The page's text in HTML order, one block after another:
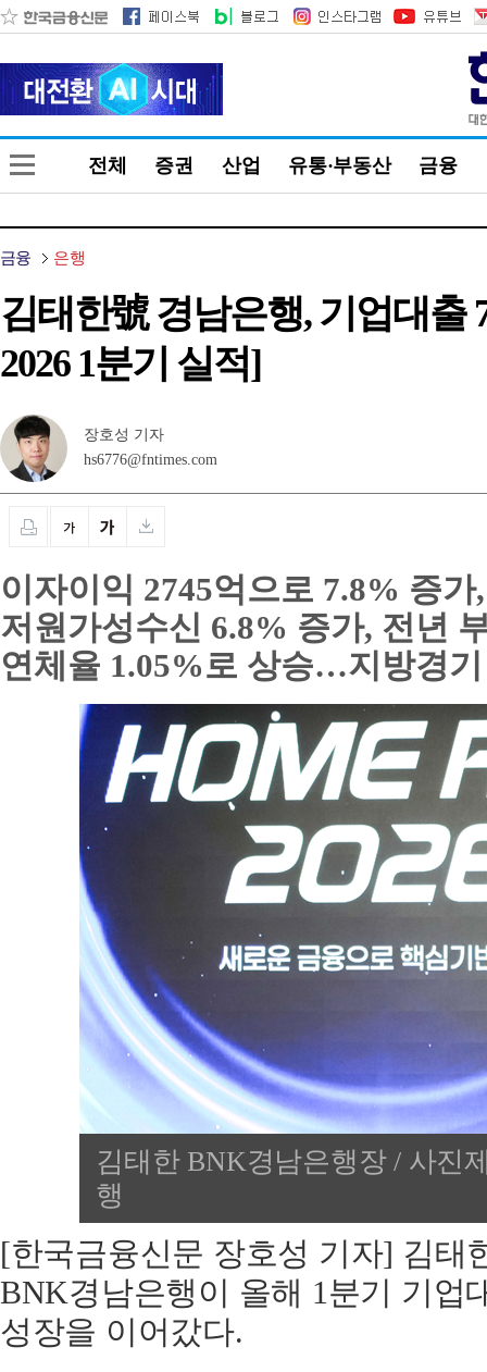
전체 증권 산업 유통·부동산 금융
금융 은행
김태한號 경남은행, 기업대
2026 1분기 실적]
장호성 기자
hs6776@fntimes.com
이자이익 2745억으로 7.8% 증
저원가성수신 6.8% 증가, 전년
연체율 1.05%로 상승…지방경
김태한 BNK경남은행장 / 사진
행
[한국금융신문 장호성 기자] 김태
BNK경남은행이 올해 1분기 기업
성장을 이어갔다.